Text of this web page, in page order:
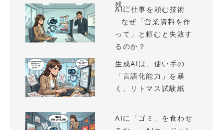
残...
AIに仕事を頼む技術
—なぜ「営業資料を作
って」と頼むと失敗す
るのか？
生成AIは、使い手の
「言語化能力」を暴
く、リトマス試験紙
AIに「ゴミ」を食わせ